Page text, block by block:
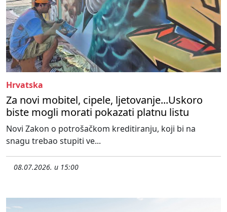
Hrvatska
Za novi mobitel, cipele, ljetovanje...Uskoro
biste mogli morati pokazati platnu listu
Novi Zakon o potrošačkom kreditiranju, koji bi na
snagu trebao stupiti ve...
08.07.2026. u 15:00